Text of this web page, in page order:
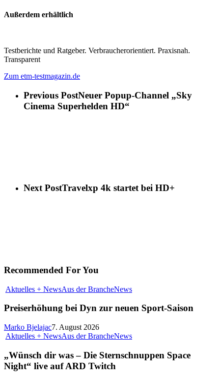
Außerdem erhältlich
Testberichte und Ratgeber. Verbraucherorientiert. Praxisnah.
Transparent
Zum etm-testmagazin.de
Previous PostNeuer Popup-Channel „Sky
Cinema Superhelden HD“
Next PostTravelxp 4k startet bei HD+
Recommended For You
Aktuelles + NewsAus der BrancheNews
Preiserhöhung bei Dyn zur neuen Sport-Saison
Marko Bjelajac7. August 2026
Aktuelles + NewsAus der BrancheNews
„Wünsch dir was – Die Sternschnuppen Space
Night“ live auf ARD Twitch